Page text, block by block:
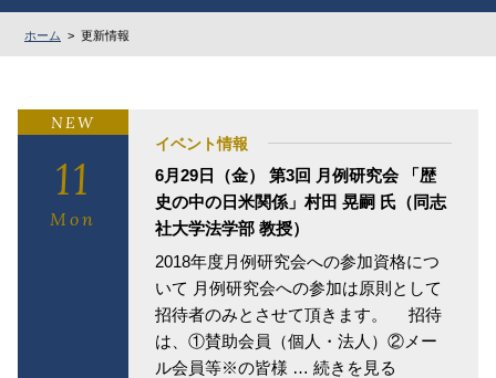
ホーム > 更新情報
NEW
11
Mon
イベント情報
6月29日（金） 第3回 月例研究会 「歴
史の中の日米関係」村田 晃嗣 氏（同志
社大学法学部 教授）
2018年度月例研究会への参加資格につ
いて 月例研究会への参加は原則として
招待者のみとさせて頂きます。 招待
は、①賛助会員（個人・法人）②メー
ル会員等※の皆様 … 続きを見る